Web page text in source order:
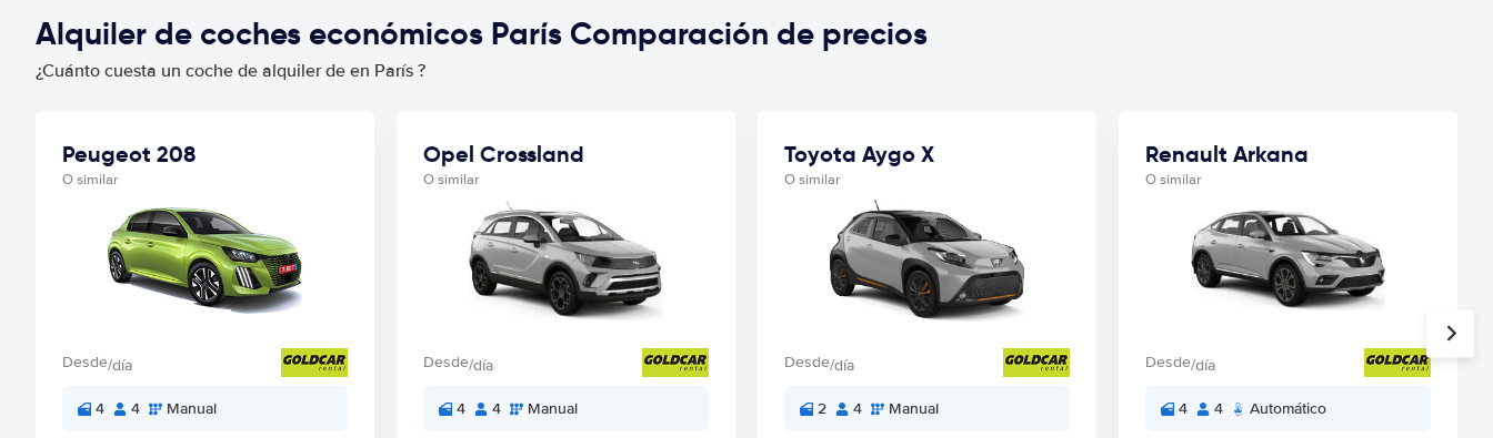
Alquiler de coches económicos París Comparación de precios
¿Cuánto cuesta un coche de alquiler de en París ?
Peugeot 208
O similar
Desde/día
4 4 Manual
Opel Crossland
O similar
Desde/día
4 4 Manual
Toyota Aygo X
O similar
Desde/día
2 4 Manual
Renault Arkana
O similar
Desde/día
4 4 Automático